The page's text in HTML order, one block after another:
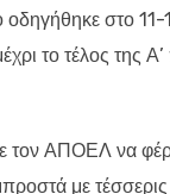
στο
το τέλος
τον ΑΠΟΕΛ να
με